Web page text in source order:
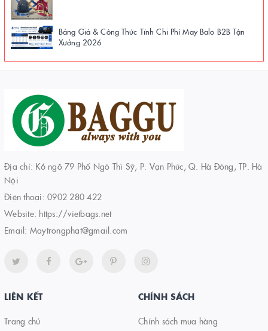
Bảng Giá & Công Thức Tính Chi Phí May Balo B2B Tận
Xưởng 2026
Địa chỉ: K6 ngõ 79 Phố Ngô Thì Sỹ, P. Vạn Phúc, Q. Hà Đông, TP. Hà
Nội
Điện thoại: 0902 280 422
Website: https://vietbags.net
Email: Maytrongphat@gmail.com
LIÊN KẾT
Trang chủ
CHÍNH SÁCH
Chính sách mua hàng